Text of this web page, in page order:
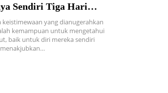
Sendiri Tiga Hari
keistimewaan yang dianugerahkan
kemampuan untuk mengetahui
baik untuk diri mereka sendiri